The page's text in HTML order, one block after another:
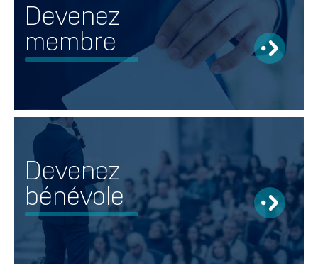
Devenez
membre
Devenez
bénévole